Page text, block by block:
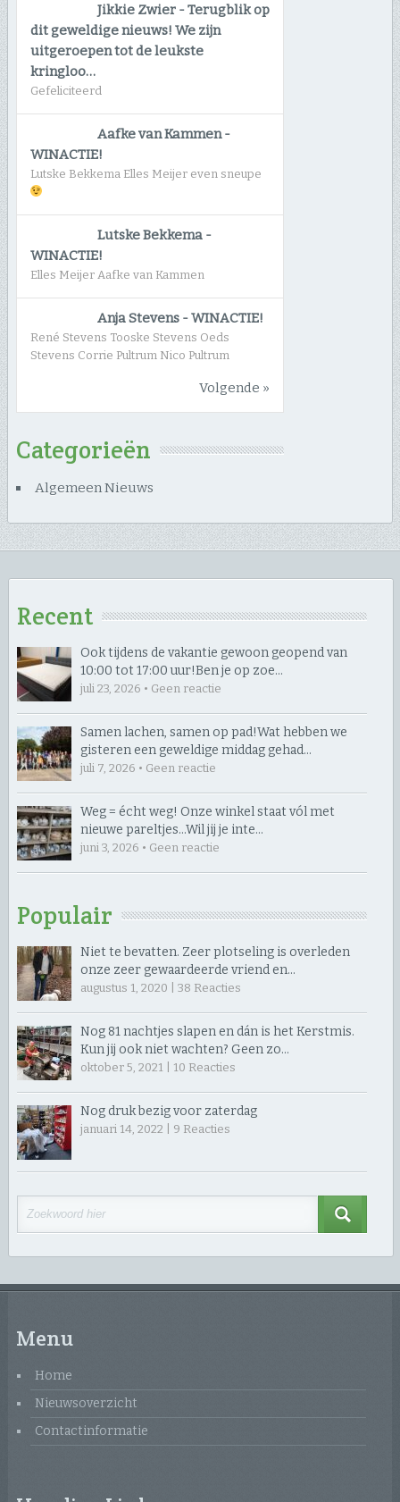
Jikkie Zwier -Terugblik op
dit geweldige nieuws! We zijn
uitgeroepen tot de leukste
kringloo…
Gefeliciteerd
Aafke van Kammen-
WINACTIE!
Lutske Bekkema Elles Meijer even sneupe
Lutske Bekkema -
WINACTIE!
Elles Meijer Aafke van Kammen
Anja Stevens -WINACTIE!
René Stevens Tooske Stevens Oeds
Stevens Corrie Pultrum Nico Pultrum
Volgende »
Categorieën
Algemeen Nieuws
Recent
Ook tijdens de vakantie gewoon geopend van
10:00 tot 17:00 uur! ​Ben je op zoe…
juli 23, 2026 • Geen reactie
Samen lachen, samen op pad! ​Wat hebben we
gisteren een geweldige middag gehad…
juli 7, 2026 • Geen reactie
Weg = écht weg! Onze winkel staat vól met
nieuwe pareltjes… ​Wil jij je inte…
juni 3, 2026 • Geen reactie
Populair
Niet te bevatten. Zeer plotseling is overleden
onze zeer gewaardeerde vriend en…
augustus 1, 2020 | 38 Reacties
Nog 81 nachtjes slapen en dán is het Kerstmis.
Kun jij ook niet wachten? Geen zo…
oktober 5, 2021 | 10 Reacties
Nog druk bezig voor zaterdag
januari 14, 2022 | 9 Reacties
Menu
Home
Nieuwsoverzicht
Contactinformatie